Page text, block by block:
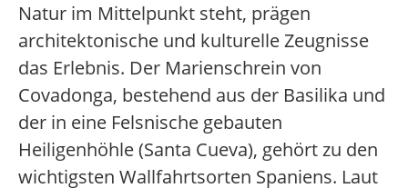
Natur im Mittelpunkt steht, prägen
architektonische und kulturelle Zeugnisse
das Erlebnis. Der Marienschrein von
Covadonga, bestehend aus der Basilika und
der in eine Felsnische gebauten
Heiligenhöhle (Santa Cueva), gehört zu den
wichtigsten Wallfahrtsorten Spaniens. Laut